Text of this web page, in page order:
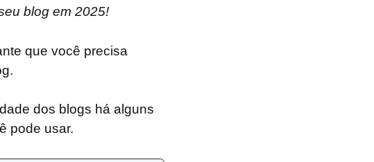
blog em 2025!
que você precisa
dos blogs há alguns
pode usar.